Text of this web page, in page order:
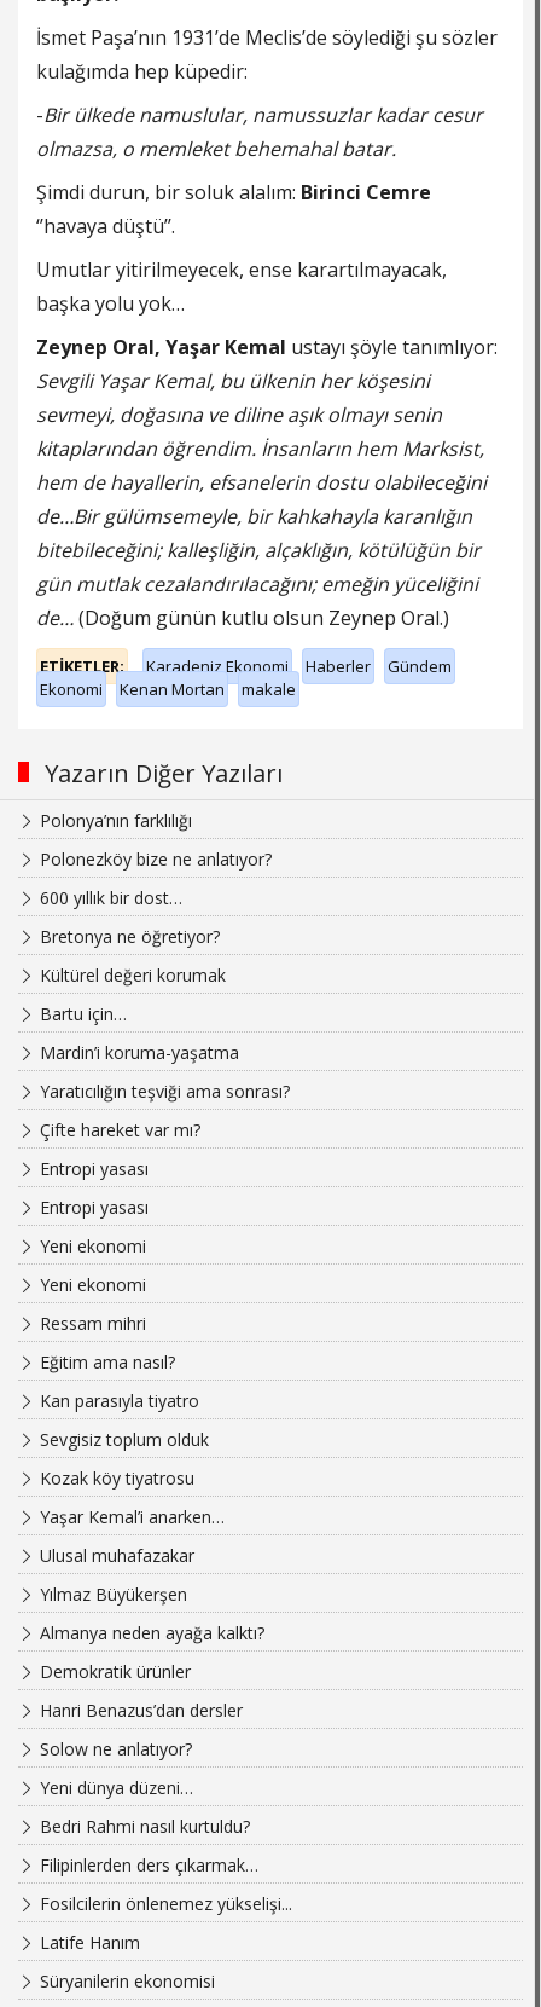
İsmet Paşa’nın 1931’de Meclis’de söylediği şu sözler
kulağımda hep küpedir:
-Bir ülkede namuslular, namussuzlar kadar cesur
olmazsa, o memleket behemahal batar.
Şimdi durun, bir soluk alalım: Birinci Cemre
‘’havaya düştü’’.
Umutlar yitirilmeyecek, ense karartılmayacak,
başka yolu yok…
Zeynep Oral, Yaşar Kemal ustayı şöyle tanımlıyor:
Sevgili Yaşar Kemal, bu ülkenin her köşesini
sevmeyi, doğasına ve diline aşık olmayı senin
kitaplarından öğrendim. İnsanların hem Marksist,
hem de hayallerin, efsanelerin dostu olabileceğini
de…Bir gülümsemeyle, bir kahkahayla karanlığın
bitebileceğini; kalleşliğin, alçaklığın, kötülüğün bir
gün mutlak cezalandırılacağını; emeğin yüceliğini
de…(Doğum günün kutlu olsun Zeynep Oral.)
ETİKETLER; Karadeniz Ekonomi Haberler
Gündem
Ekonomi
Kenan Mortan makale
Yazarın Diğer Yazıları
Polonya’nın farklılığı
Polonezköy bize ne anlatıyor?
600 yıllık bir dost…
Bretonya ne öğretiyor?
Kültürel değeri korumak
Bartu için…
Mardin’i koruma-yaşatma
Yaratıcılığın teşviği ama sonrası?
Çifte hareket var mı?
Entropi yasası
Entropi yasası
Yeni ekonomi
Yeni ekonomi
Ressam mihri
Eğitim ama nasıl?
Kan parasıyla tiyatro
Sevgisiz toplum olduk
Kozak köy tiyatrosu
Yaşar Kemal’i anarken…
Ulusal muhafazakar
Yılmaz Büyükerşen
Almanya neden ayağa kalktı?
Demokratik ürünler
Hanri Benazus’dan dersler
Solow ne anlatıyor?
Yeni dünya düzeni…
Bedri Rahmi nasıl kurtuldu?
Filipinlerden ders çıkarmak…
Fosilcilerin önlenemez yükselişi...
Latife Hanım
Süryanilerin ekonomisi